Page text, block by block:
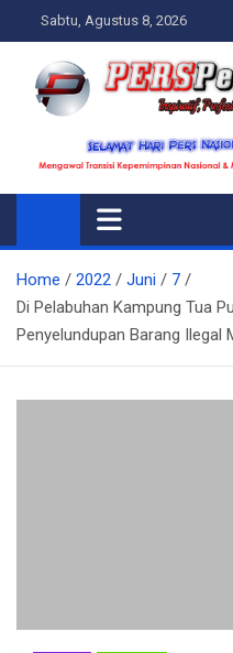
to
content
Sabtu, Agustus 8, 2026
Ispiratif Profesional
Home 2022 Juni
7
Di Pelabuhan Kampung Tua
Penyelundupan Barang Ilegal